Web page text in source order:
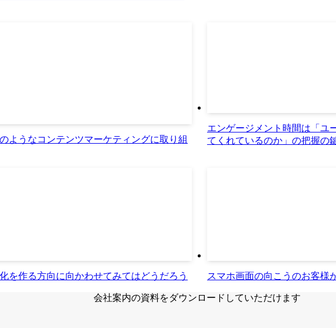
ようなコンテンツマーケティングに取り組
エンゲージメント時間は「ユ
てくれているのか」の把握の
を作る方向に向かわせてみてはどうだろう スマホ画面の向こうのお客様
会社案内の資料をダウンロードしていただけます